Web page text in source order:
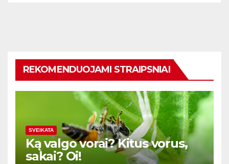
REKOMENDUOJAMI STRAIPSNIAI
SVEIKATA
Ką valgo vorai? Kitus vorus,
sakai? Oi!